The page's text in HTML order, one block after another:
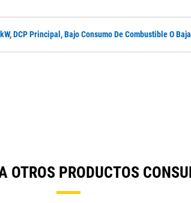
DCP Principal, Bajo Consumo De Combustible O
PRODUCTOS